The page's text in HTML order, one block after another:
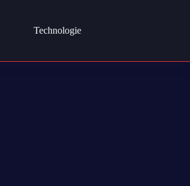
Technologie